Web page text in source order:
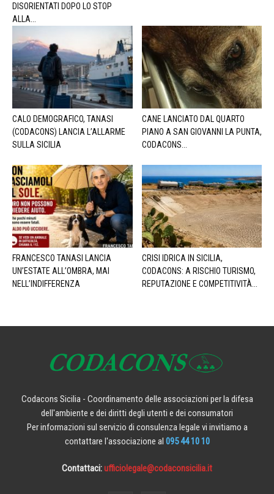
DISORIENTATI DOPO LO STOP
ALLA...
CALO DEMOGRAFICO, TANASI
(CODACONS) LANCIA L’ALLARME
SULLA SICILIA
CANE LANCIATO DAL QUARTO
PIANO A SAN GIOVANNI LA PUNTA,
CODACONS...
FRANCESCO TANASI LANCIA
UN’ESTATE ALL’OMBRA, MAI
NELL’INDIFFERENZA
CRISI IDRICA IN SICILIA,
CODACONS: A RISCHIO TURISMO,
REPUTAZIONE E COMPETITIVITÀ...
Codacons Sicilia - Coordinamento delle associazioni per la difesa
dell'ambiente e dei diritti degli utenti e dei consumatori
Per informazioni sul servizio di consulenza legale vi invitiamo a
contattare l'associazione al 095 44 10 10
Contattaci:ufficiolegale@codaconsicilia.it